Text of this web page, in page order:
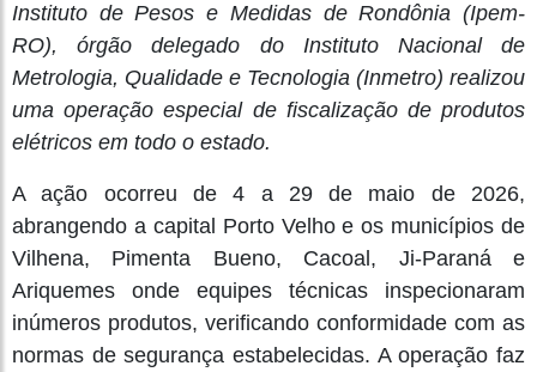
Instituto de Pesos e Medidas de Rondônia (Ipem-
RO), órgão delegado do Instituto Nacional de
Metrologia, Qualidade e Tecnologia (Inmetro) realizou
uma operação especial de fiscalização de produtos
elétricos em todo o estado.
A ação ocorreu de 4 a 29 de maio de 2026,
abrangendo a capital Porto Velho e os municípios de
Vilhena, Pimenta Bueno, Cacoal, Ji-Paraná e
Ariquemes onde equipes técnicas inspecionaram
inúmeros produtos, verificando conformidade com as
normas de segurança estabelecidas. A operação faz